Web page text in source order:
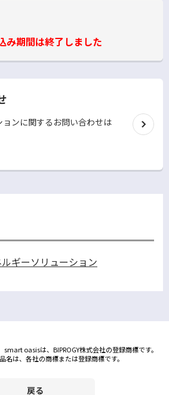
み期間は終了しました
ンに関するお問い合わせは
ギーソリューション
oasisは、BIPROGY株式会社の登録商標です。
名は、各社の商標または登録商標です。
戻る